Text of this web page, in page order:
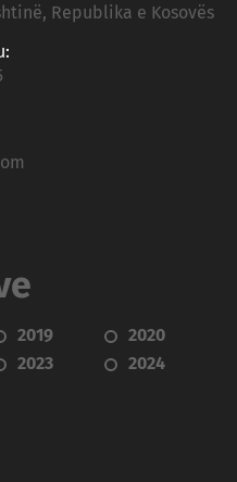
Republika e Kosovës
2019
2020
2023
2024